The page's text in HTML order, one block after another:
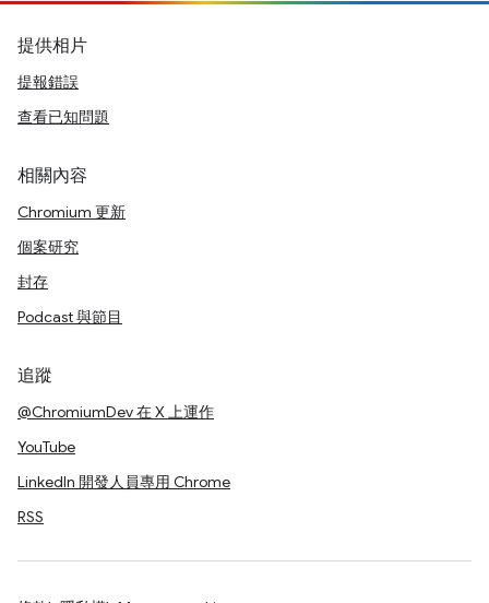
提供相片
提報錯誤
查看已知問題
相關內容
Chromium 更新
個案研究
封存
Podcast 與節目
追蹤
@ChromiumDev 在 X 上運作
YouTube
LinkedIn 開發人員專用 Chrome
RSS